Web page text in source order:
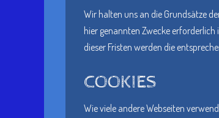
Wir halten uns an die Grundsätze
hier genannten Zwecke erforderlich
dieser Fristen werden die
COOKIES
Wie viele andere Webseiten